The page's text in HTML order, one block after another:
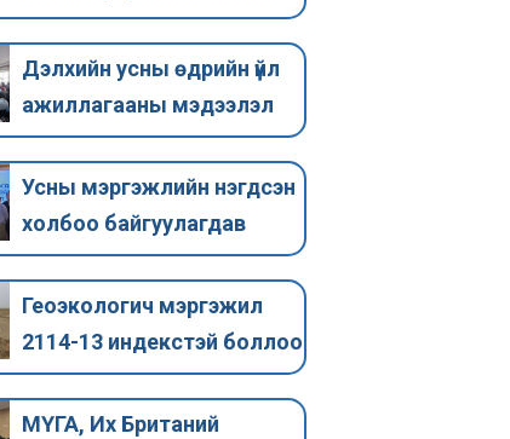
мэргэжлийн нэгдсэн
2025 оны 02 сарын 26
байгуулагдлаа. УМНХ-ны
геоэкологийн
удирдах
Дэлхийн усны өдрийн үйл
ажиллагааны мэдээлэл
Усны мэргэжлийн нэгдсэн
холбоо байгуулагдав
Геоэкологич мэргэжил
2114-13 индекстэй боллоо
МҮГА, Их Британий